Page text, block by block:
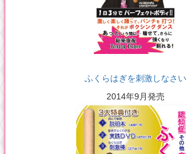
ふくらはぎを刺激しなさい
2014年9月発売